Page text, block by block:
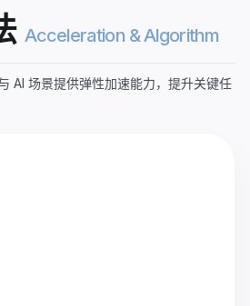
Acceleration & Algorithm
AI 场景提供弹性加速能力，提升关键任